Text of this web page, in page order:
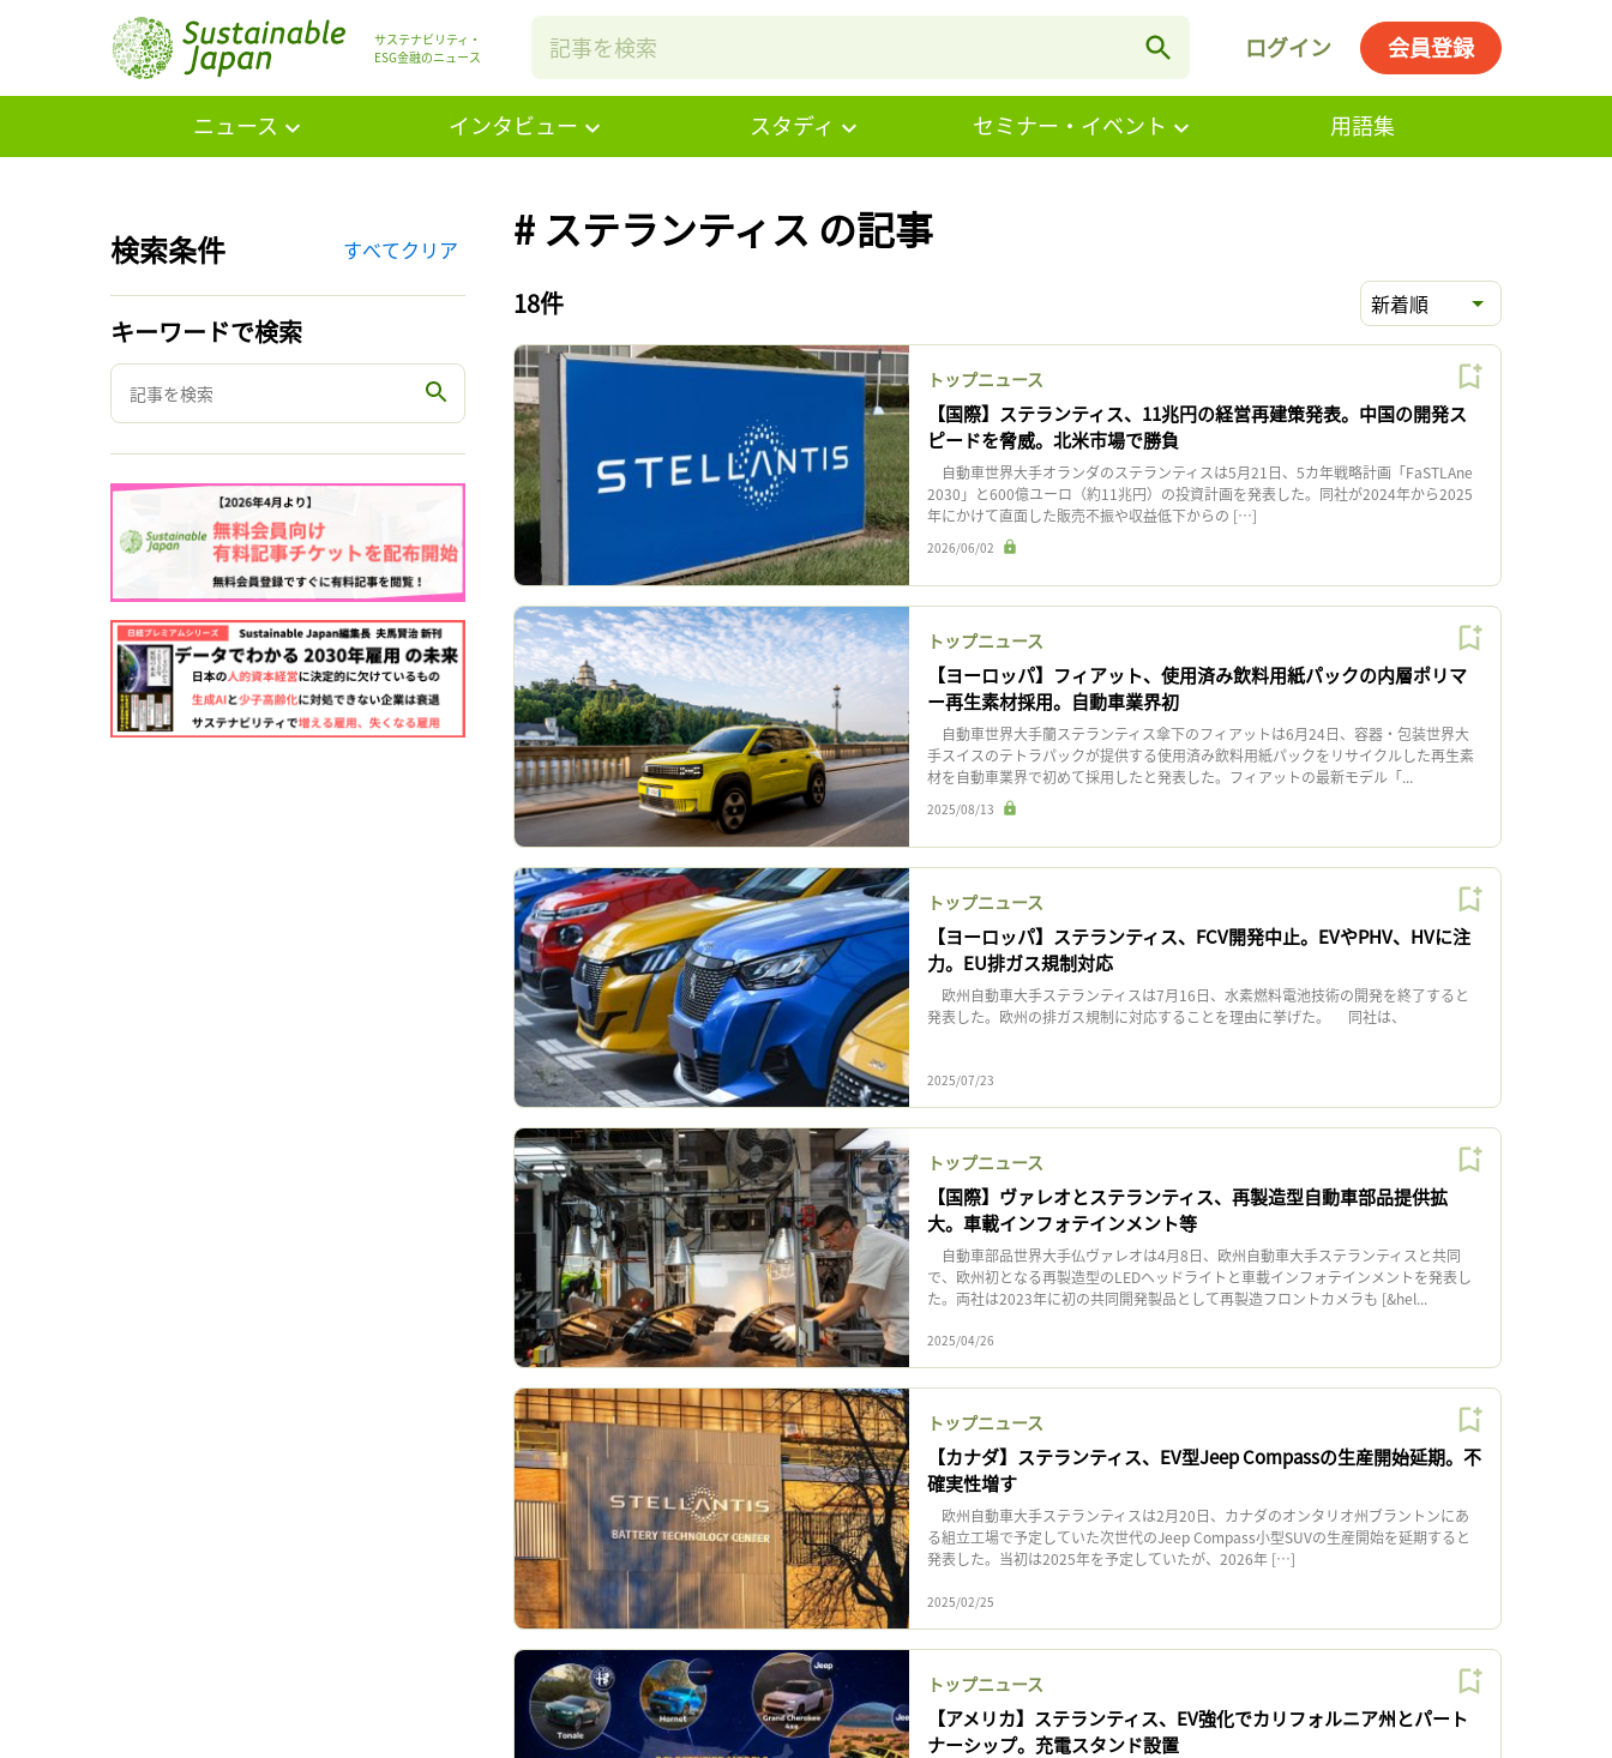
サステナビリティ・
ESG金融のニュース
ログイン 会員登録
ニュース インタビュー スタディ セミナー・イベント 用語集
検索条件 すべてクリア
キーワードで検索
# ステランティス の記事
18件 新着順
トップニュース
【国際】ステランティス、11兆円の経営再建策発表。中国の開発ス
ピードを脅威。北米市場で勝負
自動車世界大手オランダのステランティスは5月21日、5カ年戦略計画「FaSTLAne
2030」と600億ユーロ（約11兆円）の投資計画を発表した。同社が2024年から2025
年にかけて直面した販売不振や収益低下からの […]
2026/06/02
トップニュース
【ヨーロッパ】フィアット、使用済み飲料用紙パックの内層ポリマ
ー再生素材採用。自動車業界初
自動車世界大手蘭ステランティス傘下のフィアットは6月24日、容器・包装世界大
手スイスのテトラパックが提供する使用済み飲料用紙パックをリサイクルした再生素
材を自動車業界で初めて採用したと発表した。フィアットの最新モデル「...
2025/08/13
トップニュース
【ヨーロッパ】ステランティス、FCV開発中止。EVやPHV、HVに注
力。EU排ガス規制対応
欧州自動車大手ステランティスは7月16日、水素燃料電池技術の開発を終了すると
発表した。欧州の排ガス規制に対応することを理由に挙げた。 同社は、
2025/07/23
トップニュース
【国際】ヴァレオとステランティス、再製造型自動車部品提供拡
大。車載インフォテインメント等
自動車部品世界大手仏ヴァレオは4月8日、欧州自動車大手ステランティスと共同
で、欧州初となる再製造型のLEDヘッドライトと車載インフォテインメントを発表し
た。両社は2023年に初の共同開発製品として再製造フロントカメラも [&hel...
2025/04/26
トップニュース
【カナダ】ステランティス、EV型Jeep Compassの生産開始延期。不
確実性増す
欧州自動車大手ステランティスは2月20日、カナダのオンタリオ州ブラントンにあ
る組立工場で予定していた次世代のJeep Compass小型SUVの生産開始を延期すると
発表した。当初は2025年を予定していたが、2026年 […]
2025/02/25
トップニュース
【アメリカ】ステランティス、EV強化でカリフォルニア州とパート
ナーシップ。充電スタンド設置